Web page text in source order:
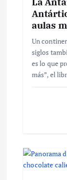
t
r
aulas
Un
siglos
es lo que
más”, el